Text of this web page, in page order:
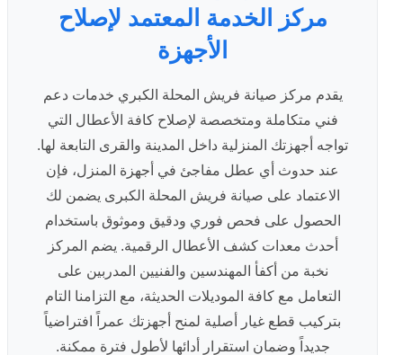
مركز الخدمة المعتمد لإصلاح
الأجهزة
يقدم مركز صيانة فريش المحلة الكبري خدمات دعم
فني متكاملة ومتخصصة لإصلاح كافة الأعطال التي
تواجه أجهزتك المنزلية داخل المدينة والقرى التابعة لها.
عند حدوث أي عطل مفاجئ في أجهزة المنزل، فإن
الاعتماد على صيانة فريش المحلة الكبرى يضمن لك
الحصول على فحص فوري ودقيق وموثوق باستخدام
أحدث معدات كشف الأعطال الرقمية. يضم المركز
نخبة من أكفأ المهندسين والفنيين المدربين على
التعامل مع كافة الموديلات الحديثة، مع التزامنا التام
بتركيب قطع غيار أصلية لمنح أجهزتك عمراً افتراضياً
جديداً وضمان استقرار أدائها لأطول فترة ممكنة.